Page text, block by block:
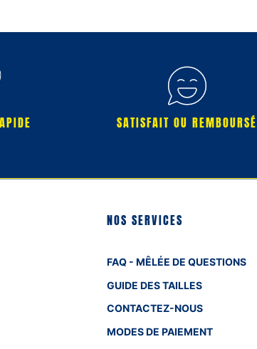
SATISFAIT OU REMBOURSÉ
NOS SERVICES
FAQ - MÊLÉE DE QUESTIONS
GUIDE DES TAILLES
CONTACTEZ-NOUS
MODES DE PAIEMENT